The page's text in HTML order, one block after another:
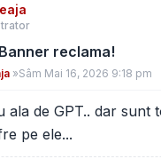
reclama!
»Sâm Mai 16, 2026 9:18 pm
ala de GPT.. dar sunt
pe ele...